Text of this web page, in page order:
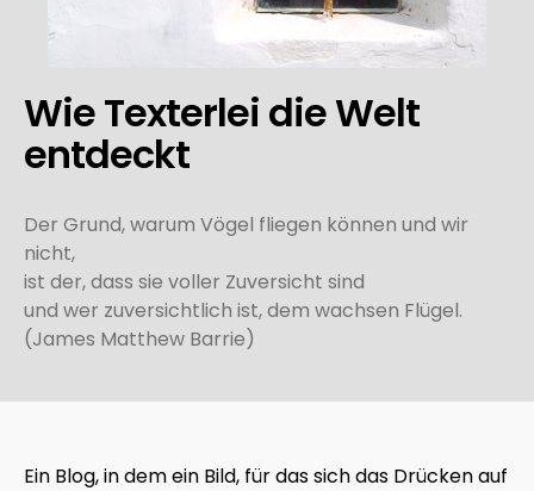
Wie Texterlei die Welt
entdeckt
Der Grund, warum Vögel fliegen können und wir
nicht,
ist der, dass sie voller Zuversicht sind
und wer zuversichtlich ist, dem wachsen Flügel.
(James Matthew Barrie)
Ein Blog, in dem ein Bild, für das sich das Drücken auf